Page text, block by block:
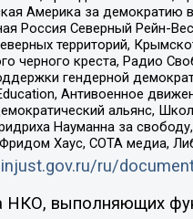
Америка за демократию
Россия Северный Рейн-
территорий,
черного креста, Радио
гендерной
Антивоенное
альянс,
Науманна за
Хаус, СОТА медиа,
ru/
НКО, выполняющих